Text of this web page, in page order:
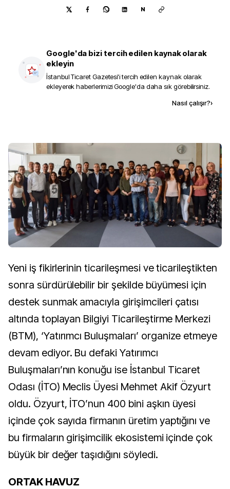
N
Google'da bizi tercih edilen kaynak olarak
ekleyin
İstanbul Ticaret Gazetesi'i tercih edilen kaynak olarak
ekleyerek haberlerimizi Google'da daha sık görebilirsiniz.
Nasıl çalışır?›
Yeni iş fikirlerinin ticarileşmesi ve ticarileştikten
sonra sürdürülebilir bir şekilde büyümesi için
destek sunmak amacıyla girişimcileri çatısı
altında toplayan Bilgiyi Ticarileştirme Merkezi
(BTM), ‘Yatırımcı Buluşmaları’ organize etmeye
devam ediyor. Bu defaki Yatırımcı
Buluşmaları’nın konuğu ise İstanbul Ticaret
Odası (İTO) Meclis Üyesi Mehmet Akif Özyurt
oldu. Özyurt, İTO’nun 400 bini aşkın üyesi
içinde çok sayıda firmanın üretim yaptığını ve
bu firmaların girişimcilik ekosistemi içinde çok
büyük bir değer taşıdığını söyledi.
ORTAK HAVUZ